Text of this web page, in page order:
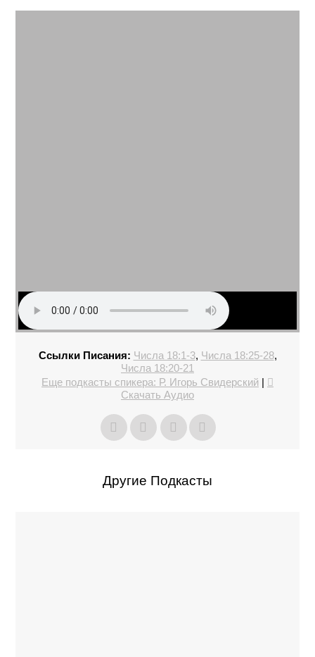
Ссылки Писания: Числа 18:1-3, Числа 18:25-28,
Числа 18:20-21
Еще подкасты спикера: Р. Игорь Свидерский |
Скачать Аудио
Другие Подкасты